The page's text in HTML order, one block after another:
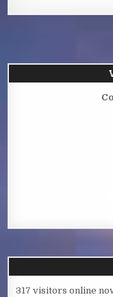
317 visitors online